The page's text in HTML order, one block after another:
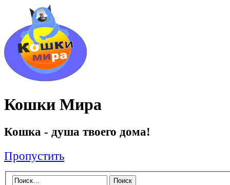
Кошки Мира
Кошка - душа твоего дома!
Пропустить